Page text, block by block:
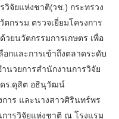
จัยแห่งชาติ(วช.) กระทรวง
กรรม ตรวจเยี่ยมโครงการ
ยนวัตกรรมการเกษตร เพื่อ
กและการเข้าถึงตลาดระดับ
นวยการสำนักงานการวิจัย
ดร.ดุสิต อธินุวัฒน์
าร และนางสาวศิรินทร์พร
การวิจัยแห่งชาติ ณ โรงแรม